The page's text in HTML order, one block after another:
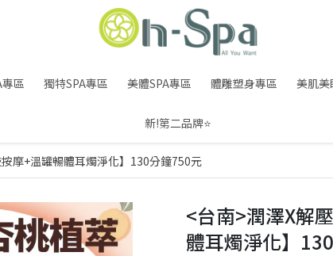
區 獨特SPA專區 美體SPA專區 體雕塑身專區 美肌美
新!第二品牌⭐
摩+溫罐暢體耳燭淨化】130分鐘750元
<台南>潤澤X解
體耳燭淨化】